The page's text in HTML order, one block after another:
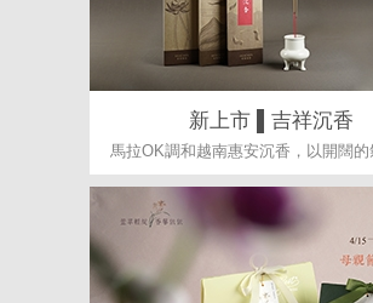
新上市 ▌吉祥沉香
馬拉OK調和越南惠安沉香，以開闊